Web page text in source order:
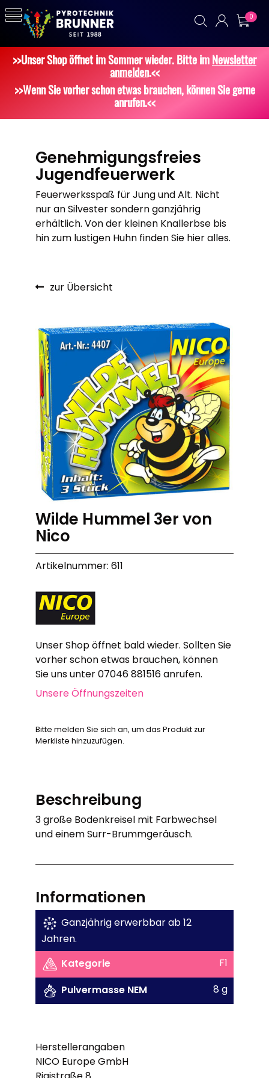
0
>>Unser Shop öffnet im Sommer wieder. Bitte imNewsletter
anmelden.<<
>>Wenn Sie vorher schon etwas brauchen, können Sie gerne
anrufen.<<
Genehmigungsfreies
Jugendfeuerwerk
Feuerwerksspaß für Jung und Alt. Nicht
nur an Silvester sondern ganzjährig
erhältlich. Von der kleinen Knallerbse bis
hin zum lustigen Huhn finden Sie hier alles.
zur Übersicht
Wilde Hummel 3er von
Nico
Artikelnummer: 611
Unser Shop öffnet bald wieder. Sollten Sie
vorher schon etwas brauchen, können
Sie uns unter 07046 881516 anrufen.
Unsere Öffnungszeiten
Bitte melden Sie sich an, um das Produkt zur
Merkliste hinzuzufügen.
Beschreibung
3 große Bodenkreisel mit Farbwechsel
und einem Surr-Brummgeräusch.
Informationen
Ganzjährig erwerbbar ab 12
Jahren.
Kategorie
F1
Pulvermasse NEM
8 g
Herstellerangaben
NICO Europe GmbH